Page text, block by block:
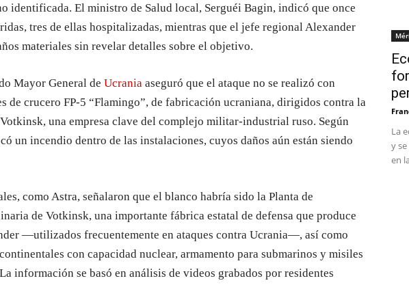
identificada. El ministro de Salud local, Serguéi Bagin, indicó que once
tres de ellas hospitalizadas, mientras que el jefe regional Alexander
materiales sin revelar detalles sobre el objetivo.
Mayor General de Ucrania aseguró que el ataque no se realizó con
de crucero FP-5 “Flamingo”, de fabricación ucraniana, dirigidos contra la
una empresa clave del complejo militar-industrial ruso. Según
un incendio dentro de las instalaciones, cuyos daños aún están siendo
como Astra, señalaron que el blanco habría sido la Planta de
de Votkinsk, una importante fábrica estatal de defensa que produce
—utilizados frecuentemente en ataques contra Ucrania—, así como
con capacidad nuclear, armamento para submarinos y misiles
información se basó en análisis de videos grabados por residentes
La
y
en